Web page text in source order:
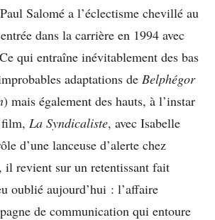
Salomé a l’éclectisme chevillé au
dans la carrière en 1994 avec
qui entraîne inévitablement des bas
adaptations de Belphégor
) mais également des hauts, à l’instar
La Syndicaliste, avec Isabelle
d’une lanceuse d’alerte chez
il revient sur un retentissant fait
oublié aujourd’hui : l’affaire
de communication qui entoure